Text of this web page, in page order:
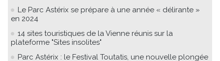
Le Parc Astérix se prépare à une année « délirante »
en 2024
14 sites touristiques de la Vienne réunis sur la
plateforme "Sites insolites"
Parc Astérix : le Festival Toutatis, une nouvelle plongée